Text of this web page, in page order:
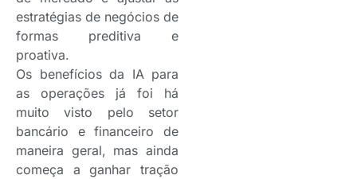
estratégias de negócios de
formas preditiva e
proativa.
Os benefícios da IA para
as operações já foi há
muito visto pelo setor
bancário e financeiro de
maneira geral, mas ainda
começa a ganhar tração